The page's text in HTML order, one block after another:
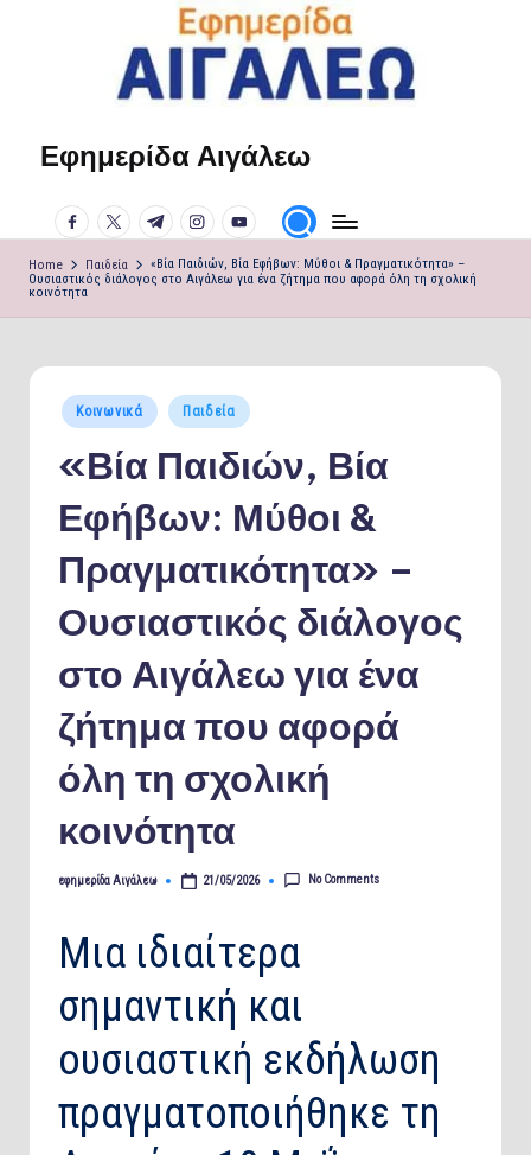
Εφημερίδα Αιγάλεω
φωνή
σου!
facebook.com
twitter.com
t.me instagram.com
youtube.com
Home Παιδεία
«Βία Παιδιών, Βία Εφήβων: Μύθοι & Πραγματικότητα» –
Ουσιαστικός διάλογος στο Αιγάλεω για ένα ζήτημα που αφορά όλη τη σχολική
κοινότητα
Posted
in
Κοινωνικά Παιδεία
«Βία Παιδιών, Βία
Εφήβων: Μύθοι &
Πραγματικότητα» –
Ουσιαστικός διάλογος
στο Αιγάλεω για ένα
ζήτημα που αφορά
όλη τη σχολική
κοινότητα
Posted
εφημερίδα Αιγάλεω 21/05/2026 No Comments
Μια ιδιαίτερα
σημαντική και
ουσιαστική εκδήλωση
πραγματοποιήθηκε τη